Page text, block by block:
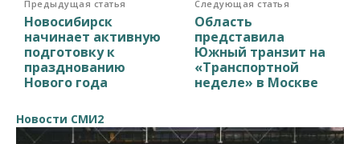
Предыдущая статья
Новосибирск
начинает активную
подготовку к
празднованию
Нового года
Следующая статья
Область
представила
Южный транзит на
«Транспортной
неделе» в Москве
Новости СМИ2